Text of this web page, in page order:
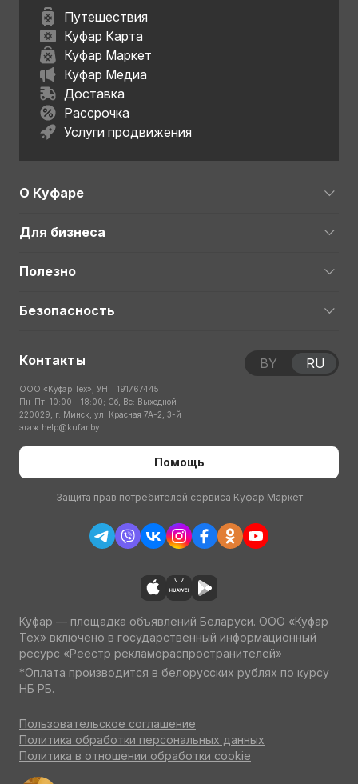
Путешествия
Куфар Карта
Куфар Маркет
Куфар Медиа
Доставка
Рассрочка
Услуги продвижения
О Куфаре
Для бизнеса
Полезно
Безопасность
Контакты
ООО «Куфар Тех», УНП 191767445
Пн-Пт: 10:00 – 18:00; Сб, Вс: Выходной
220029, г. Минск, ул. Красная 7А-2, 3-й
этаж help@kufar.by
Помощь
Защита прав потребителей сервиса Куфар Маркет
BY RU
Куфар — площадка объявлений Беларуси. ООО «Куфар
Тех» включено в государственный информационный
ресурс «Реестр рекламораспространителей»
*Оплата производится в белорусских рублях по курсу
НБ РБ.
Пользовательское соглашение
Политика обработки персональных данных
Политика в отношении обработки cookie